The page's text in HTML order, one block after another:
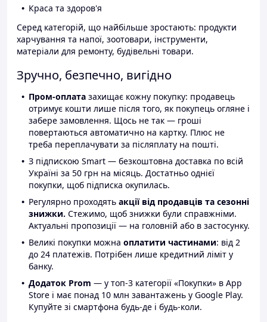
Краса та здоров'я
Серед категорій, що найбільше зростають: продукти
харчування та напої, зоотовари, інструменти,
матеріали для ремонту, будівельні товари.
Зручно, безпечно, вигідно
Пром-оплата захищає кожну покупку: продавець
отримує кошти лише після того, як покупець огляне і
забере замовлення. Щось не так — гроші
повертаються автоматично на картку. Плюс не
треба переплачувати за післяплату на пошті.
З підпискою Smart — безкоштовна доставка по всій
Україні за 50 грн на місяць. Достатньо однієї
покупки, щоб підписка окупилась.
Регулярно проходять акції від продавців та сезонні
знижки. Стежимо, щоб знижки були справжніми.
Актуальні пропозиції — на головній або в застосунку.
Великі покупки можна оплатити частинами: від 2
до 24 платежів. Потрібен лише кредитний ліміт у
банку.
Додаток Prom — у топ-3 категорії «Покупки» в App
Store і має понад 10 млн завантажень у Google Play.
Купуйте зі смартфона будь-де і будь-коли.